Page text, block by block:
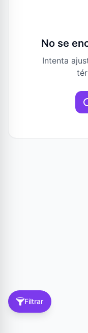
Filtrar
No se
Intenta